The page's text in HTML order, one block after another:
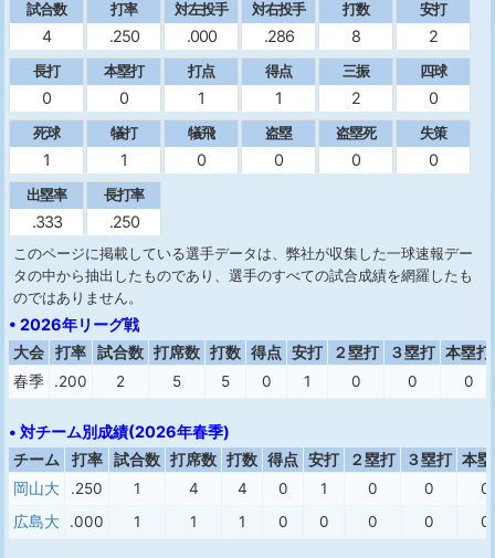
試合数
4
打率
.250
対左投手
.000
対右投手
.286
打数
8
安打
2
長打
0
本塁打
0
打点
1
得点
1
三振
2
四球
0
死球
1
犠打
1
犠飛
0
盗塁
0
盗塁死
0
失策
0
出塁率
.333
長打率
.250
このページに掲載している選手データは、弊社が収集した一球速報デー
タの中から抽出したものであり、選手のすべての試合成績を網羅したも
のではありません。
• 2026年リーグ戦
大会 打率 試合数 打席数 打数 得点 安打 ２塁打 ３塁打 本塁打
春季
.200 2 5 5 0 1 0 0 0
• 対チーム別成績(2026年春季)
チーム 打率 試合数 打席数 打数 得点 安打 ２塁打 ３塁打 本
岡山大
.250 1 4 4 0 1 0 0
0
広島大
.000 1 1 1 0 0 0 0 0